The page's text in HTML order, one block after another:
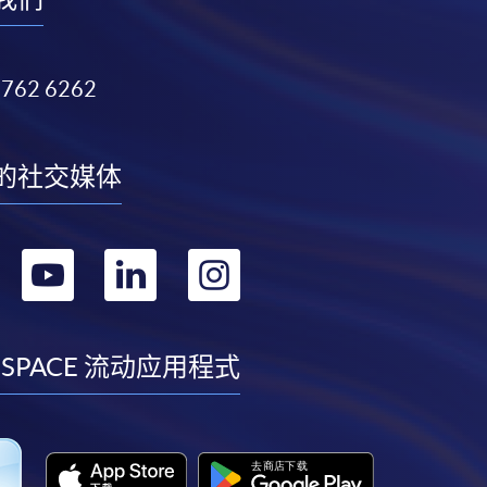
6262
社交媒体
转
youtube
转
linkedin
转
instagram
流动应用程式